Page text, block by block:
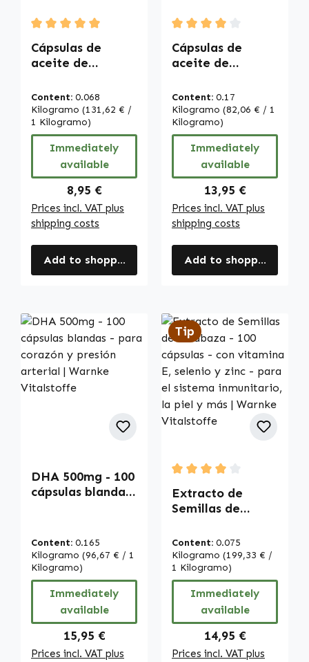
Average rating of 5 out of 5 stars
Cápsulas de
aceite de
100 softgels -
fáciles de tragar
- con DHA, EPA y
vitamina E - para
la presión
arterial, el
corazón y más |
Warnke
Vitalstoffe
Content: 0.068
Kilogramo (131,62 € /
1 Kilogramo)
Immediately
available
Regular price:
8,95 €
Prices incl. VAT plus
shipping costs
Add to shopping cart
Average rating of 4 out
Cápsulas de
aceite de
250 softgels -
fáciles de tragar
- con DHA, EPA y
vitamina E - para
la presión
arterial, el
corazón y más |
Vitalstoffe
Content: 0.17
Kilogramo (82,06 € / 1
Kilogramo)
Immediately
available
Regular price:
13,95 €
Prices incl. VAT plus
shipping costs
Add to shopping cart
DHA 500mg - 100
cápsulas blandas
Warnke
Vitalstoffe
Content: 0.165
Kilogramo (96,67 € / 1
Kilogramo)
Immediately
available
Regular price:
15,95 €
Prices incl. VAT plus
Tip
Average rating of 4 out
Extracto de
Semillas de
cápsulas - con
vitamina E,
selenio y zinc -
para el sistema
inmunitario, la
piel y más |
Warnke
Vitalstoffe
Content: 0.075
Kilogramo (199,33 € /
1 Kilogramo)
Immediately
available
Regular price:
14,95 €
Prices incl. VAT plus